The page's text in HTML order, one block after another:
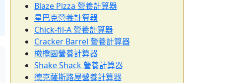
Blaze Pizza 營養計算器
星巴克營養計算器
Chick-fil-A 營養計算器
Cracker Barrel 營養計算器
橄欖園營養計算器
Shake Shack 營養計算器
德克薩斯路屋營養計算器